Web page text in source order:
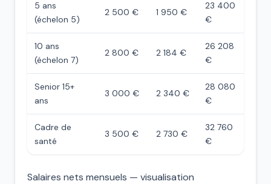
5 ans
(échelon 5)
2 500 € 1 950 €
23 400
€
10 ans
(échelon 7)
2 800 € 2 184 €
26 208
€
Senior 15+
ans
3 000 € 2 340 €
28 080
€
Cadre de
santé
3 500 € 2 730 €
32 760
€
Salaires nets mensuels — visualisation